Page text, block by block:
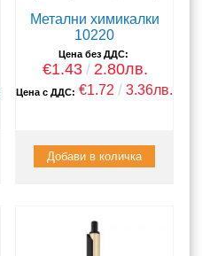
Метални химикалки
10220
Цена без ДДС:
€1.43 2.80лв.
Цена с ДДС: €1.72 3.36лв.